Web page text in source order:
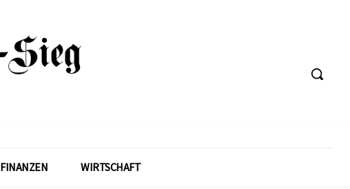
FINANZEN WIRTSCHAFT